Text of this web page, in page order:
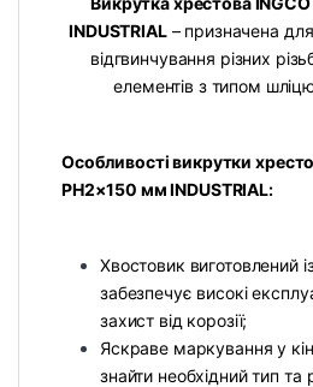
INDUSTRIAL– призначена
відгвинчування різних
елементів з типом
Особливості викрутки
PH2×150 мм INDUSTRIAL:
Хвостовик виготовлений
забезпечує високі
захист від корозії;
Яскраве маркування у
знайти необхідний тип та